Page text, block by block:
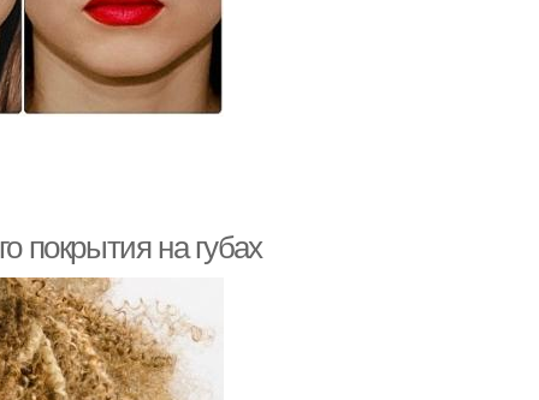
покрытия на губах